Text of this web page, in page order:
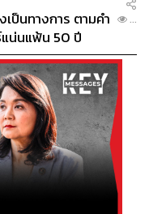
เป็นทางการ ตามคำ
น่นแฟ้น 50 ปี
...